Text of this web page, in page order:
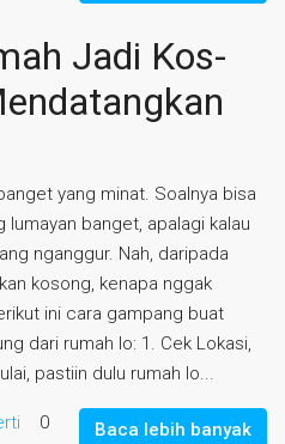
Jadi Kos-
yang minat. Soalnya bisa
banget, apalagi kalau
nganggur. Nah, daripada
kosong, kenapa nggak
ini cara gampang buat
dari rumah lo: 1. Cek Lokasi,
pastiin dulu rumah lo...
0 Baca lebih banyak